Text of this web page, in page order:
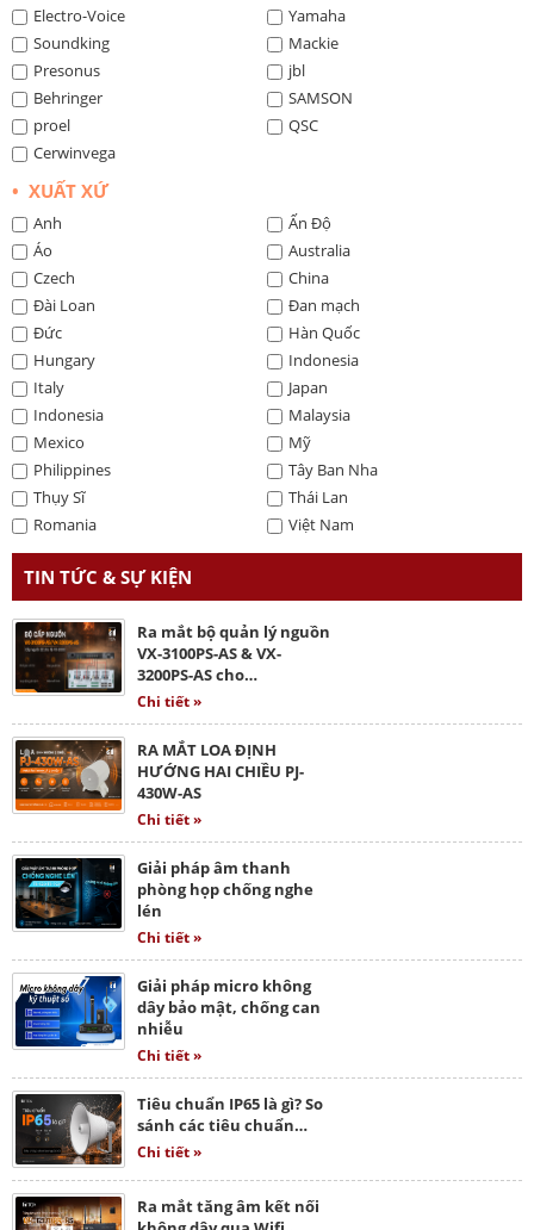
Electro-Voice
Yamaha
Soundking
Mackie
Presonus
jbl
Behringer
SAMSON
proel
QSC
Cerwinvega
• XUẤT XỨ
Anh
Ấn Độ
Áo
Australia
Czech
China
Đài Loan
Đan mạch
Đức
Hàn Quốc
Hungary
Indonesia
Italy
Japan
Indonesia
Malaysia
Mexico
Mỹ
Philippines
Tây Ban Nha
Thụy Sĩ
Thái Lan
Romania
Việt Nam
TIN TỨC & SỰ KIỆN
Ra mắt bộ quản lý nguồn
VX-3100PS-AS & VX-
3200PS-AS cho…
Chi tiết »
RA MẮT LOA ĐỊNH
HƯỚNG HAI CHIỀU PJ-
430W-AS
Chi tiết »
Giải pháp âm thanh
phòng họp chống nghe
lén
Chi tiết »
Giải pháp micro không
dây bảo mật, chống can
nhiễu
Chi tiết »
Tiêu chuẩn IP65 là gì? So
sánh các tiêu chuẩn…
Chi tiết »
Ra mắt tăng âm kết nối